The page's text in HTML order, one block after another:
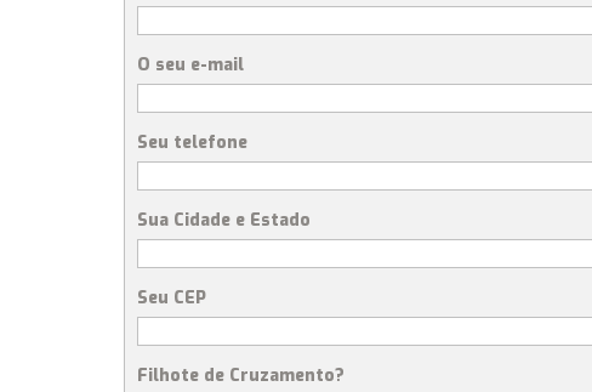
O seu e-mail
Seu telefone
Sua Cidade e Estado
Seu CEP
Filhote de Cruzamento?